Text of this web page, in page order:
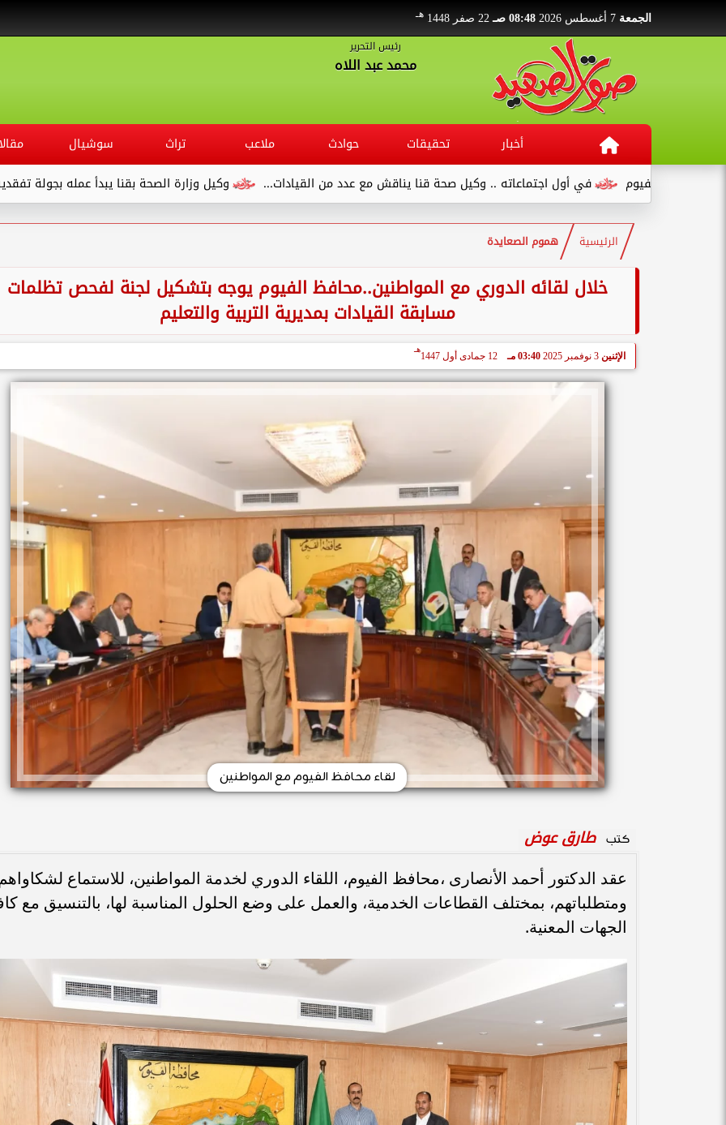
الجمعة 08:48 صـ 22 صفر 1448 هـ
رئيس التحرير
محمد عبد اللاه
أخبار تحقيقات حوادث ملاعب تراث سوشيال
وكيل وزارة الصحة بقنا يبدأ عمله بجولة تفقدية لديوان المديرية
في أول اجتماعاته .. وكيل صحة قنا يناقش مع عدد من القيادات...
الرئيسية هموم الصعايدة
خلال لقائه الدوري مع المواطنين..محافظ الفيوم يوجه بتشكيل لجنة لفحص تظلمات
مسابقة القيادات بمديرية التربية والتعليم
الإثنين 3 نوفمبر 2025 03:40 مـ 12 جمادى أول 1447
هـ
لقاء محافظ الفيوم مع المواطنين
كتب طارق عوض
عقد الدكتور أحمد الأنصارى ،محافظ الفيوم، اللقاء الدوري لخدمة المواطنين، للاستماع
ومتطلباتهم، بمختلف القطاعات الخدمية، والعمل على وضع الحلول المناسبة لها، بالتنسيق مع
الجهات المعنية.